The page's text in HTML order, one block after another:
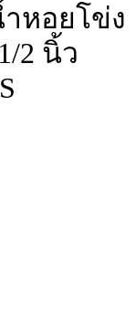
หอยโข่ง
2 นิ้ว